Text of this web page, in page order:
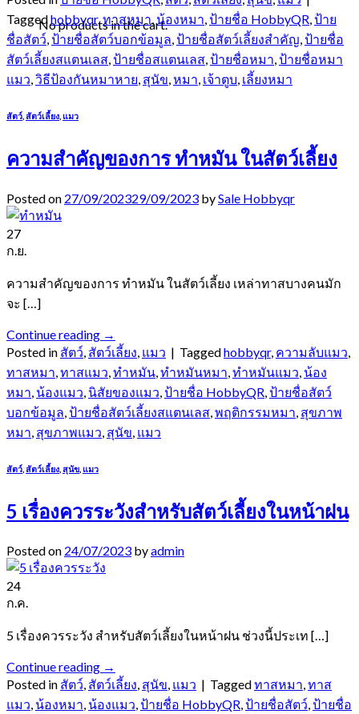
No products in the cart.
Taggedhobbyqr,ทาสหมา น้องหมา ป้ายชื่อ HobbyQR ป้าย
ชื่อสัตว์ ป้ายชื่อสัตว์บอกข้อมูล ป้ายชื่อสัตว์เลี้ยงสำคัญ ป้ายชื่อ
สัตว์เลี้ยงสแตนเลส ป้ายชื่อสแตนเลส ป้ายชื่อหมา ป้ายชื่อหมา
แมว วิธีป้องกันหมาหาย สุนัข หมา เจ้าตูบ เลี้ยงหมา
สัตว์ สัตว์เลี้ยง แมว
ความสำคัญของการ ทำหมัน ในสัตว์เลี้ยง
Posted on 27/09/202329/09/2023 bySale Hobbyqr
27
ก.ย.
ความสำคัญของการ ทำหมัน ในสัตว์เลี้ยง เหล่าทาสบางคนมัก
จะ […]
Continue reading →
Posted in สัตว์ สัตว์เลี้ยง แมว | Taggedhobbyqr, ความลับแมว
ทาสหมา ทาสแมว ทำหมัน ทำหมันหมา ทำหมันแมว น้อง
หมา น้องแมว นิสัยของแมว ป้ายชื่อ HobbyQR ป้ายชื่อสัตว์
บอกข้อมูล ป้ายชื่อสัตว์เลี้ยงสแตนเลส พฤติกรรมหมา สุขภาพ
หมา สุขภาพแมว สุนัข แมว
สัตว์ สัตว์เลี้ยง สุนัข แมว
5 เรื่องควรระวังสำหรับสัตว์เลี้ยงในหน้าฝน
Posted on 24/07/2023 byadmin
24
ก.ค.
5 เรื่องควรระวัง สำหรับสัตว์เลี้ยงในหน้าฝน ช่วงนี้ประเท […]
Continue reading →
Posted in สัตว์, สัตว์เลี้ยง, สุนัข, แมว | Taggedทาสหมา,ทาส
แมว, น้องหมา, น้องแมว,ป้ายชื่อ HobbyQR,ป้ายชื่อสัตว์,ป้ายชื่อ